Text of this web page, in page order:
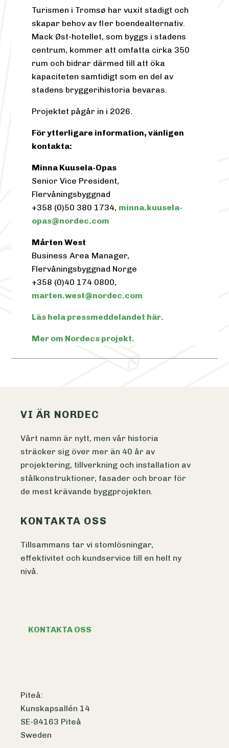
Turismen i Tromsø har vuxit stadigt och
skapar behov av fler boendealternativ.
Mack Øst-hotellet, som byggs i stadens
centrum, kommer att omfatta cirka 350
rum och bidrar därmed till att öka
kapaciteten samtidigt som en del av
stadens bryggerihistoria bevaras.
Projektet pågår in i 2026.
För ytterligare information, vänligen
kontakta:
Minna Kuusela-Opas
Senior Vice President,
Flervåningsbyggnad
+358 (0)50 380 1734, minna.kuusela-
opas@nordec.com
Mårten West
Business Area Manager,
Flervåningsbyggnad Norge
+358 (0)40 174 0800,
marten.west@nordec.com
Läs hela pressmeddelandet här.
Mer om Nordecs projekt.
VI ÄR NORDEC
Vårt namn är nytt, men vår historia
sträcker sig över mer än 40 år av
projektering, tillverkning och installation av
stålkonstruktioner, fasader och broar för
de mest krävande byggprojekten.
KONTAKTA OSS
Tillsammans tar vi stomlösningar,
effektivitet och kundservice till en helt ny
nivå.
KONTAKTA OSS
Piteå:
Kunskapsallén 14
SE-94163 Piteå
Sweden